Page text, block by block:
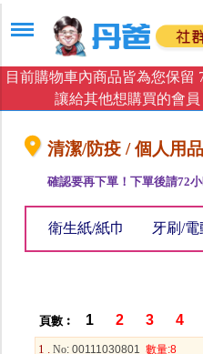
目前購物車內商品皆為您保留
讓給其他想購買的會
清潔/防疫 / 個人用
確認要再下單！下單後請72
衛生紙/紙巾 牙刷/電
頁數︰ 1 2 3 4
1 . No: 00111030801 數量:8